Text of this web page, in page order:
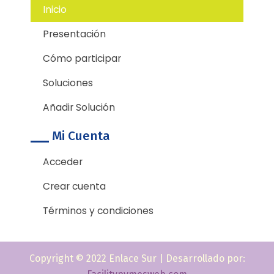
k
Inicio
Presentación
Cómo participar
Soluciones
Añadir Solución
Mi Cuenta
Acceder
Crear cuenta
Términos y condiciones
Copyright © 2022 Enlace Sur | Desarrollado por: